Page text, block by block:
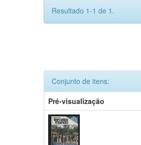
Resultado 1-1 de 1.
Conjunto de itens:
Pré-visualização